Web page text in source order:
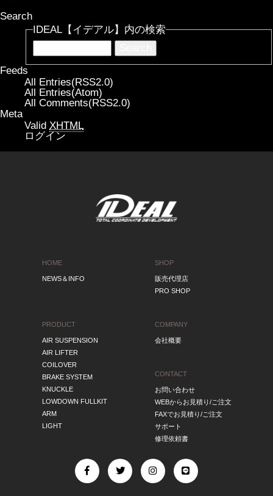
Search
IDEAL【イデアル】内の検索
Feeds
All Entries(RSS2.0)
All Entries(Atom)
All Comments(RSS2.0)
Meta
Valid XHTML
ログイン
HOME
NEWS＆INFO
PRODUCT
AIR SUSPENSION
AIR LIFTER
COILOVER
BRAKE SYSTEM
KNUCKLE
LOWDOWN FULLKIT
ARM
LIGHT
SHOP
販売代理店
PRO SHOP
COMPANY
会社概要
CONTACT
お問い合わせ
WEBからお見積り/ご注文
FAXでお見積り/ご注文
サポート
修理依頼書